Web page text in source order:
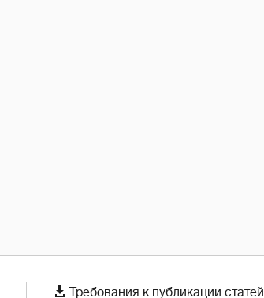
 Требования к публикации статей